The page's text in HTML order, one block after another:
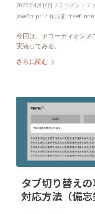
2022年4月16日 / 2 コメント /
JavaScript
/ 作成者:
今回は、アコーディオン
実装してみる。
さらに読む
タブ切り替え
対応方法（備忘